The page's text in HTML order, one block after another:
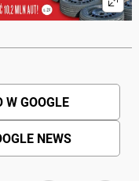
W GOOGLE
NEWS